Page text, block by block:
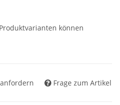
können
Frage zum Artikel